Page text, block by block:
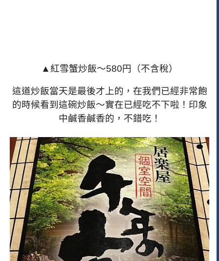
▲紅雪蟹炒飯～580円（不含稅）
這道炒飯當天是最後才上的，在我們已經非常飽
的時候看到這碗炒飯～實在已經吃不下啦！印象
中鹹香鹹香的，不錯吃！